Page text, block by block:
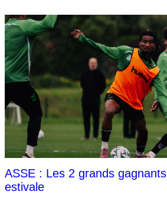
ASSE : Les 2 grands
estivale